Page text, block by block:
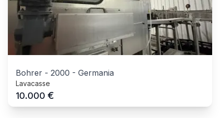
Bohrer - 2000 - Germania
Lavacasse
10.000 €